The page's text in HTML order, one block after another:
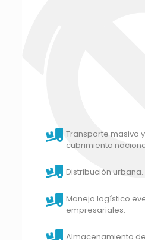
Transporte masivo
cubrimiento
Distribución urbana.
Manejo logístico
empresariales.
Almacenamiento